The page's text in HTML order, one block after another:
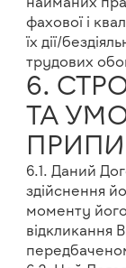
найманих
фахової і
їх дії/
трудових
6.
ТА
6.1. Даний
здійснення
моменту
відкликання